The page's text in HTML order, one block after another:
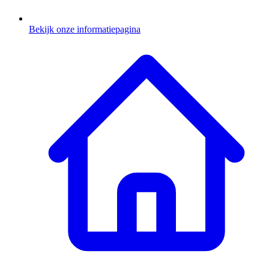
Bekijk onze informatiepagina